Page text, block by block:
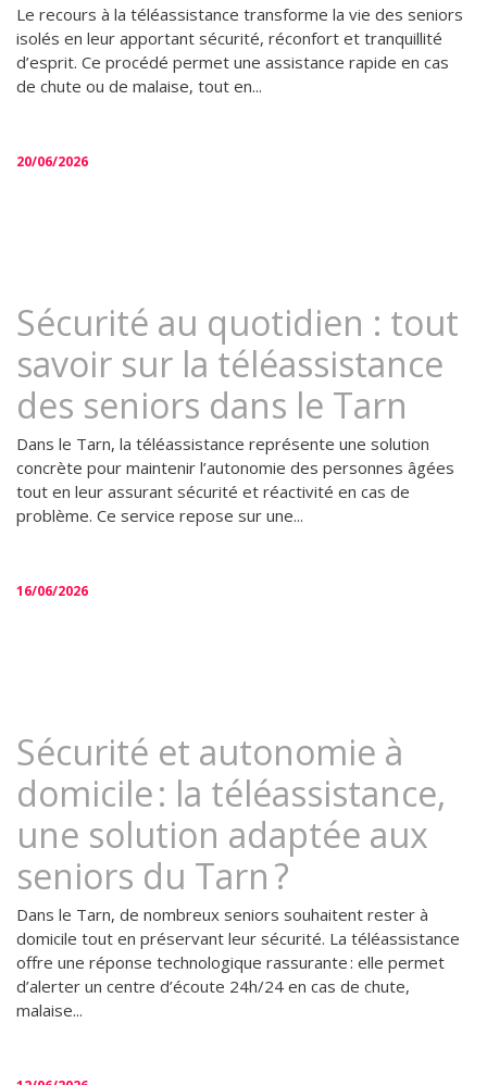
Le recours à la téléassistance transforme la vie des seniors
isolés en leur apportant sécurité, réconfort et tranquillité
d’esprit. Ce procédé permet une assistance rapide en cas
de chute ou de malaise, tout en...
20/06/2026
Sécurité au quotidien : tout
savoir sur la téléassistance
des seniors dans le Tarn
Dans le Tarn, la téléassistance représente une solution
concrète pour maintenir l’autonomie des personnes âgées
tout en leur assurant sécurité et réactivité en cas de
problème. Ce service repose sur une...
16/06/2026
Sécurité et autonomie à
domicile : la téléassistance,
une solution adaptée aux
seniors du Tarn ?
Dans le Tarn, de nombreux seniors souhaitent rester à
domicile tout en préservant leur sécurité. La téléassistance
offre une réponse technologique rassurante : elle permet
d’alerter un centre d’écoute 24h/24 en cas de chute,
malaise...